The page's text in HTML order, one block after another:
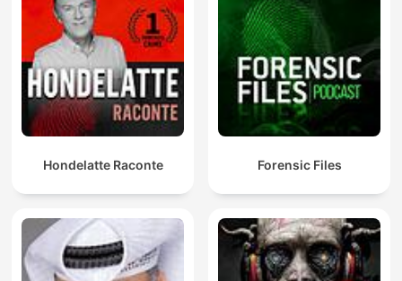
Hondelatte Raconte Forensic Files